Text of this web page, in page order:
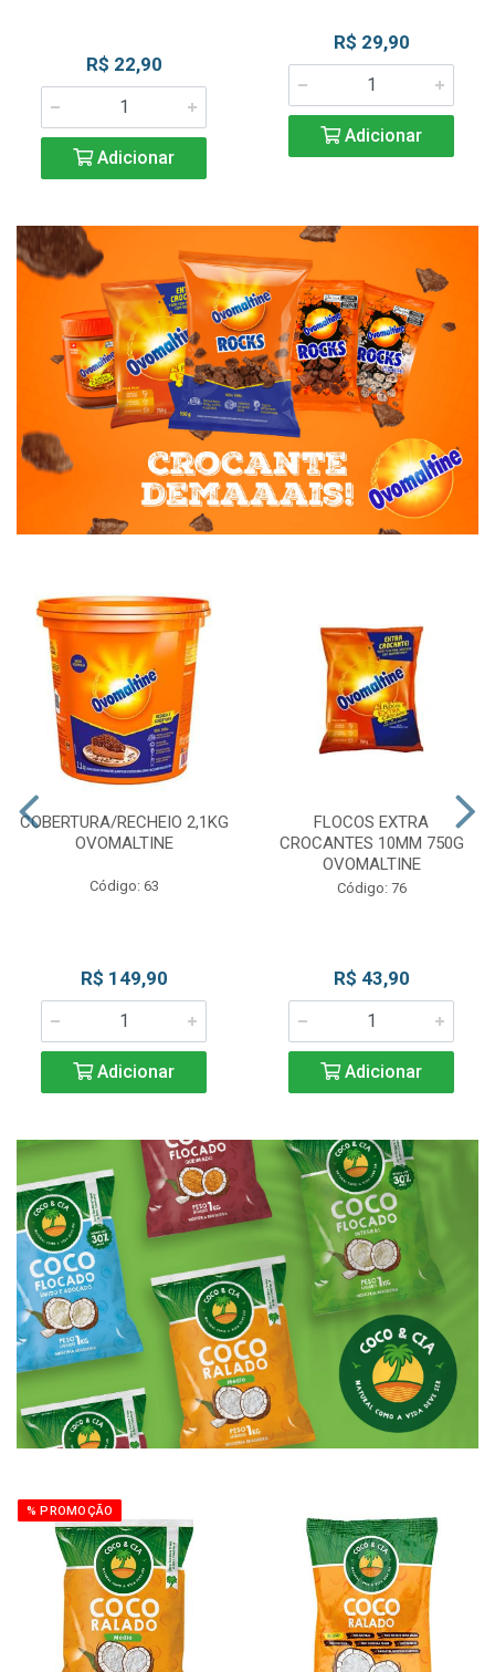
R$ 22,90
Adicionar
R$ 29,90
Adicionar
COBERTURA/RECHEIO 2,1KG
OVOMALTINE
Código: 63
R$ 149,90
Adicionar
FLOCOS EXTRA
CROCANTES 10MM 750G
OVOMALTINE
Código: 76
R$ 43,90
Adicionar
% PROMOÇÃO